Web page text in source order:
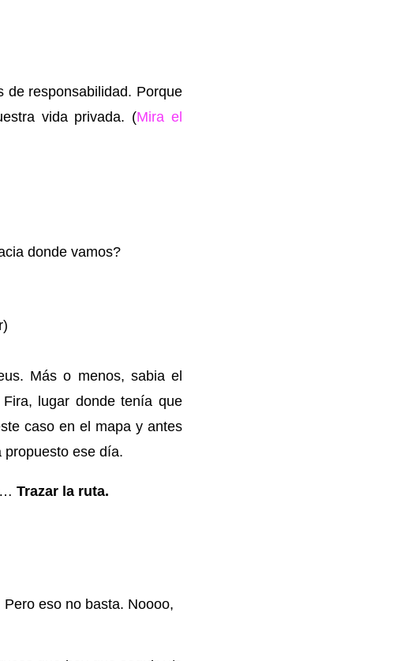
de responsabilidad. Porque
vida privada. (Mira el
donde vamos?
Más o menos, sabia el
lugar donde tenía que
caso en el mapa y antes
propuesto ese día.
Trazar la ruta.
eso no basta. Noooo,